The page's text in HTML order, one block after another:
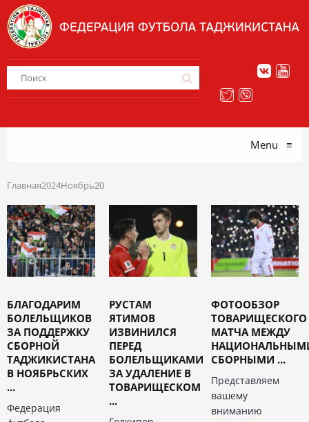
Menu ≡
Главная2024Ноябрь20
БЛАГОДАРИМ
БОЛЕЛЬЩИКОВ
ЗА ПОДДЕРЖКУ
СБОРНОЙ
ТАДЖИКИСТАНА
В НОЯБРЬСКИХ
...
Федерация
РУСТАМ
ЯТИМОВ
ИЗВИНИЛСЯ
ПЕРЕД
БОЛЕЛЬЩИКАМИ
ЗА УДАЛЕНИЕ В
ТОВАРИЩЕСКОМ
...
ФОТООБЗОР
ТОВАРИЩЕСКОГО
МАТЧА МЕЖДУ
СБОРНЫМИ ...
Представляем
вашему
вниманию